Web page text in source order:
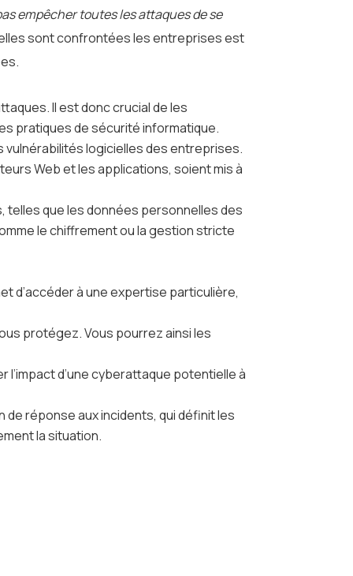
empêcher toutes les attaques de se
sont confrontées les entreprises est
Il est donc crucial de les
pratiques de sécurité informatique.
logicielles des entreprises.
Web et les applications, soient mis à
telles que les données personnelles des
le chiffrement ou la gestion stricte
d’accéder à une expertise particulière,
protégez. Vous pourrez ainsi les
l’impact d’une cyberattaque potentielle à
de réponse aux incidents, qui définit les
la situation.